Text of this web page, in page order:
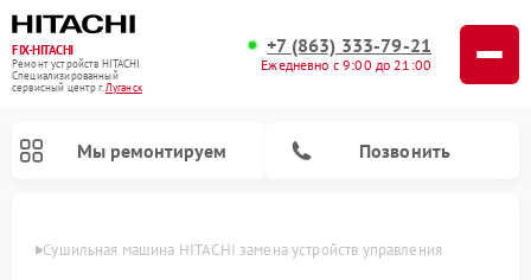
FIX-HITACHI
Ремонт устройств HITACHI
Специализированный
cервисный центр г.Луганск
+7 (863) 333-79-21
Ежедневно с 9:00 до 21:00
Мы ремонтируем Позвонить
Сушильная машина HITACHI замена устройств управления